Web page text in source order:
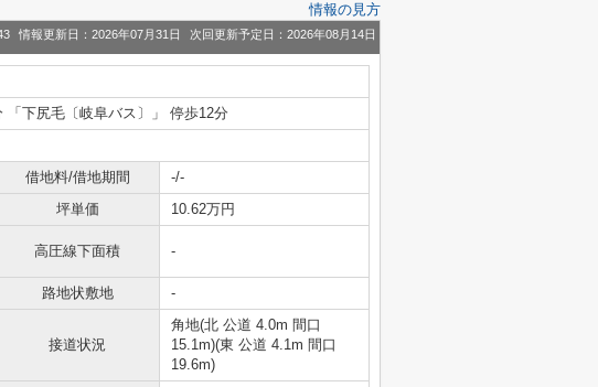
情報の見方
情報更新日：2026年07月31日 次回更新予定日：2026年08月14日
「下尻毛〔岐阜バス〕」 停歩12分
借地料/借地期間
-/-
坪単価
10.62万円
高圧線下面積 -
路地状敷地 -
接道状況
角地(北 公道 4.0m 間口
15.1m)(東 公道 4.1m 間口
19.6m)